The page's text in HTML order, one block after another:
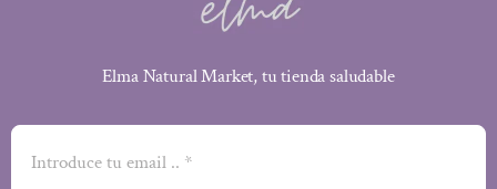
Elma Natural Market, tu tienda saludable